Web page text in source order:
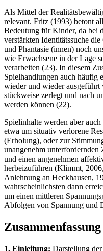
Als Mittel der
relevant. Fritz (1993) betont
Bedeutung für Kinder, da bei
verstärkten Identitätssuche
und Phantasie (innen) noch
wie Erwachsene in der Lage
verarbeiten (23). In diesem
Spielhandlungen auch häufig
wieder und wieder
stückweise zerlegt und nach
werden können (22).
Spielinhalte werden aber
etwa um situativ verlorene
(Erholung), oder zur
unangenehm
und einen angenehmen
herbeizuführen (Klimmt,
Anlehnung an Heckhausen,
wahrscheinlichsten dann
um einen mittleren
Abfolgen von Spannung und
1. Einleitung: Darstellung